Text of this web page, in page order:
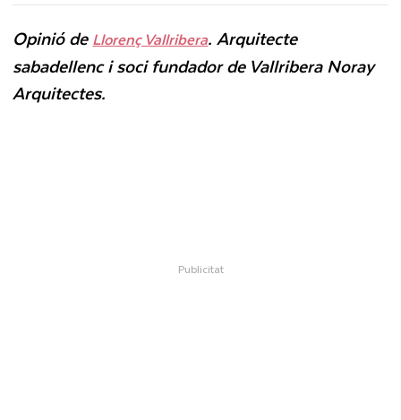
Opinió deLlorenç Vallribera. Arquitecte
sabadellenc i soci fundador de Vallribera Noray
Arquitectes.